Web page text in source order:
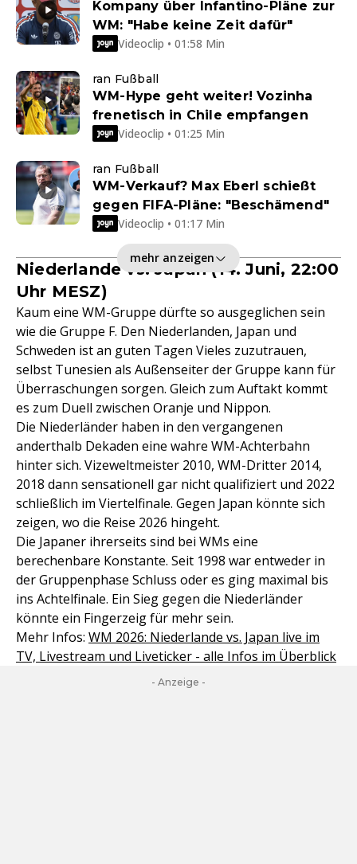
Kompany über Infantino-Pläne zur
WM: "Habe keine Zeit dafür"
Videoclip • 01:58 Min
ran Fußball
WM-Hype geht weiter! Vozinha
frenetisch in Chile empfangen
Videoclip • 01:25 Min
ran Fußball
WM-Verkauf? Max Eberl schießt
gegen FIFA-Pläne: "Beschämend"
Videoclip • 01:17 Min
mehr anzeigen
Niederlande vs. Japan (14. Juni, 22:00
Uhr MESZ)
Kaum eine WM-Gruppe dürfte so ausgeglichen sein
wie die Gruppe F. Den Niederlanden, Japan und
Schweden ist an guten Tagen Vieles zuzutrauen,
selbst Tunesien als Außenseiter der Gruppe kann für
Überraschungen sorgen. Gleich zum Auftakt kommt
es zum Duell zwischen Oranje und Nippon.
Die Niederländer haben in den vergangenen
anderthalb Dekaden eine wahre WM-Achterbahn
hinter sich. Vizeweltmeister 2010, WM-Dritter 2014,
2018 dann sensationell gar nicht qualifiziert und 2022
schließlich im Viertelfinale. Gegen Japan könnte sich
zeigen, wo die Reise 2026 hingeht.
Die Japaner ihrerseits sind bei WMs eine
berechenbare Konstante. Seit 1998 war entweder in
der Gruppenphase Schluss oder es ging maximal bis
ins Achtelfinale. Ein Sieg gegen die Niederländer
könnte ein Fingerzeig für mehr sein.
Mehr Infos: WM 2026: Niederlande vs. Japan live im
TV, Livestream und Liveticker - alle Infos im Überblick
- Anzeige -